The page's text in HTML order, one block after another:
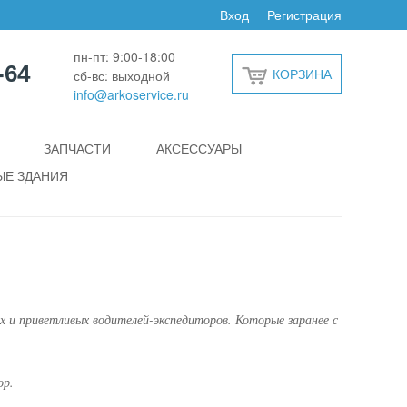
Регистрация
Вход
пн-пт: 9:00-18:00
сб-вс: выходной
info@arkoservice.ru
КОРЗИНА
ЗАПЧАСТИ
АКСЕССУАРЫ
ЗДАНИЯ
водителей-экспедиторов. Которые заранее с